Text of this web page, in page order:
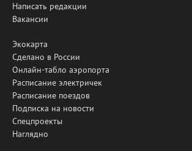
Написать редакции
Вакансии
Экокарта
Сделано в России
Онлайн-табло аэропорта
Расписание электричек
Расписание поездов
Подписка на новости
Спецпроекты
Наглядно